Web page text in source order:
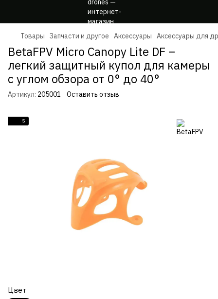
Товары Запчасти и другое Аксессуары Аксессуары для
BetaFPV Micro Canopy Lite DF –
легкий защитный купол для камеры
с углом обзора от 0° до 40°
Артикул: 205001 Оставить отзыв
5
Цвет